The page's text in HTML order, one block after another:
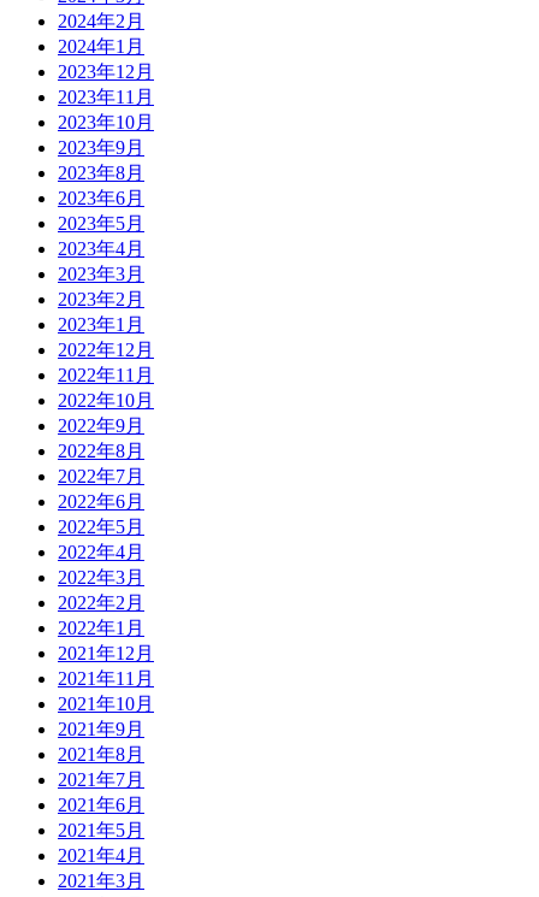
2024年2月
2024年1月
2023年12月
2023年11月
2023年10月
2023年9月
2023年8月
2023年6月
2023年5月
2023年4月
2023年3月
2023年2月
2023年1月
2022年12月
2022年11月
2022年10月
2022年9月
2022年8月
2022年7月
2022年6月
2022年5月
2022年4月
2022年3月
2022年2月
2022年1月
2021年12月
2021年11月
2021年10月
2021年9月
2021年8月
2021年7月
2021年6月
2021年5月
2021年4月
2021年3月